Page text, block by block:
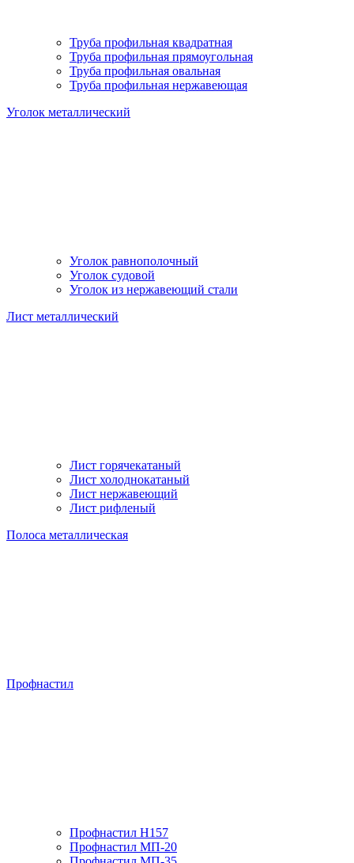
Труба профильная квадратная
Труба профильная прямоугольная
Труба профильная овальная
Труба профильная нержавеющая
Уголок металлический
Уголок равнополочный
Уголок судовой
Уголок из нержавеющий стали
Лист металлический
Лист горячекатаный
Лист холоднокатаный
Лист нержавеющий
Лист рифленый
Полоса металлическая
Профнастил
Профнастил H157
Профнастил МП-20